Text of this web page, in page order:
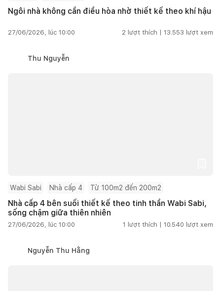
Ngôi nhà không cần điều hòa nhờ thiết kế theo khí hậu
27/06/2026, lúc 10:00 2 lượt thích | 13.553 lượt xem
Thu Nguyễn
Wabi Sabi Nhà cấp 4 Từ 100m2 đến 200m2
Nhà cấp 4 bên suối thiết kế theo tinh thần Wabi Sabi,
sống chậm giữa thiên nhiên
27/06/2026, lúc 10:00 1 lượt thích | 10.540 lượt xem
Nguyễn Thu Hằng